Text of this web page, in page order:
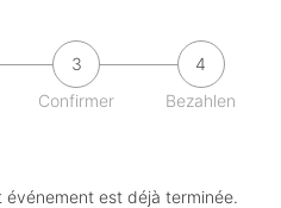
3
Confirmer
4
Bezahlen
est déjà terminée.